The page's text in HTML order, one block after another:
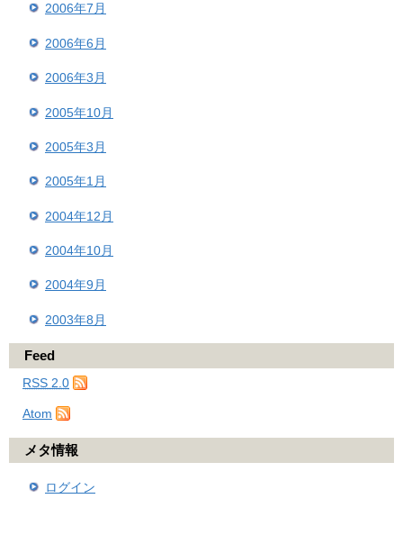
2006年7月
2006年6月
2006年3月
2005年10月
2005年3月
2005年1月
2004年12月
2004年10月
2004年9月
2003年8月
Feed
RSS 2.0
Atom
メタ情報
ログイン